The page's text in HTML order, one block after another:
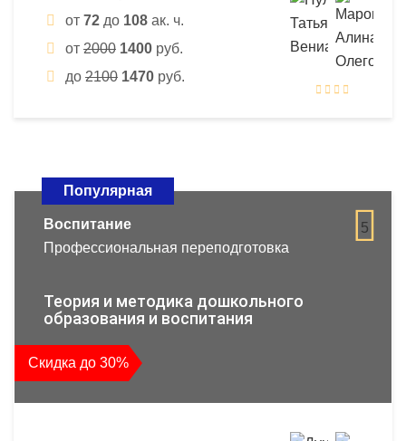
от 72 до 108 ак. ч.
от 2000 1400 руб.
до 2100 1470 руб.
Популярная
5
Воспитание
Профессиональная переподготовка
Теория и методика дошкольного
образования и воспитания
Скидка до 30%